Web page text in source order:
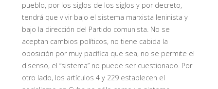
pueblo, por los siglos de los siglos y por decreto,
tendrá que vivir bajo el sistema marxista leninista y
bajo la dirección del Partido comunista. No se
aceptan cambios políticos, no tiene cabida la
oposición por muy pacífica que sea, no se permite el
disenso, el “sistema” no puede ser cuestionado. Por
otro lado, los artículos 4 y 229 establecen el